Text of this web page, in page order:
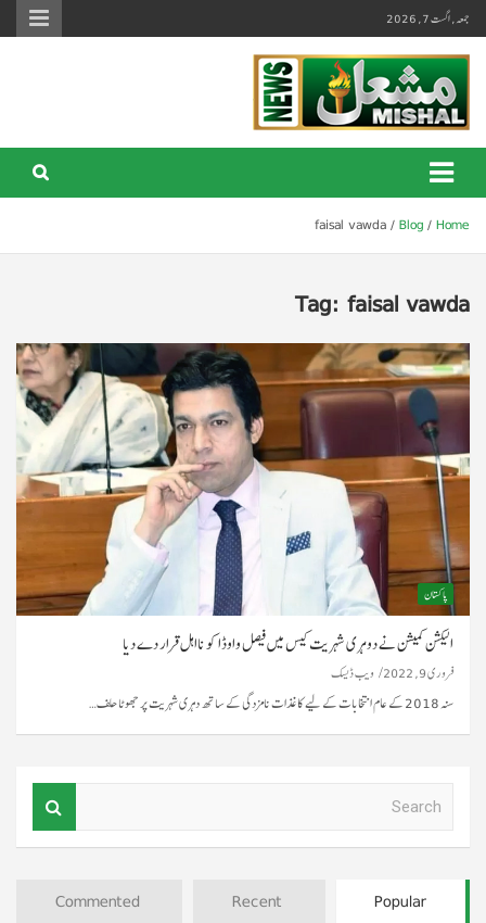
Skip
to
content
جمعہ, اگست 7, 2026
Mishal News Urdu
Home
Blog
faisal vawda
Tag: faisal vawda
پاکستان
الیکشن کمیشن نے دوہری شہریت کیس میں فیصل واوڈا کو نااہل قرار دے دیا
فروری 9, 2022 ویب ڈیسک
سنہ 2018 کے عام انتخابات کے لیے کاغذات نامزدگی کے ساتھ دہری شہریت پر جھوٹا حلف…
Popular
Recent
Commented